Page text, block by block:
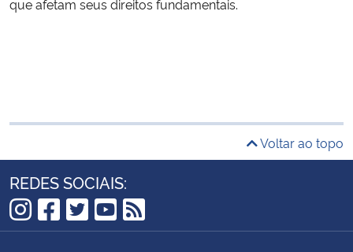
que afetam seus direitos fundamentais.
Voltar ao topo
REDES SOCIAIS:
Instagram
Facebook
Twitter
YouTube
RSS